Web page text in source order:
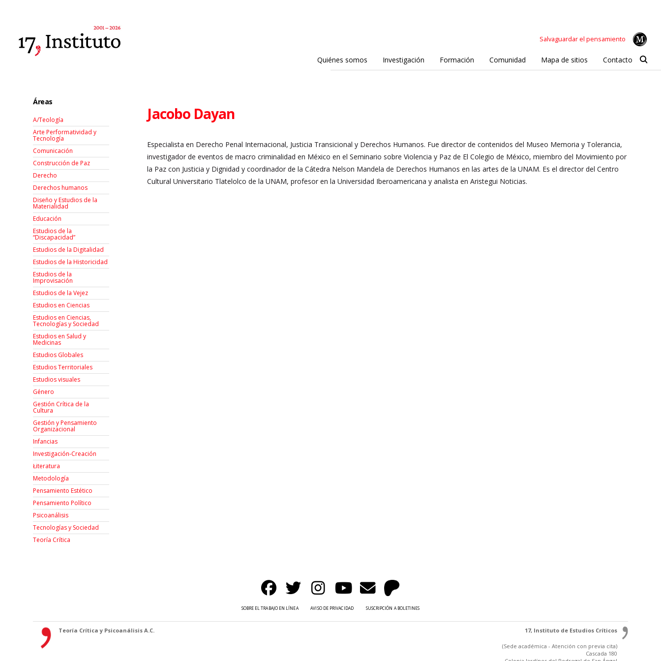
Salvaguardar el pensamiento
Quiénes somos Investigación Formación Comunidad Mapa de sitios Contacto
Jacobo Dayan
Especialista en Derecho Penal Internacional, Justicia Transicional y Derechos Humanos. Fue director de contenidos del Museo Memoria y Tolerancia,
investigador de eventos de macro criminalidad en México en el Seminario sobre Violencia y Paz de El Colegio de México, miembro del Movimiento por
la Paz con Justicia y Dignidad y coordinador de la Cátedra Nelson Mandela de Derechos Humanos en las artes de la UNAM. Es el director del Centro
Cultural Universitario Tlatelolco de la UNAM, profesor en la Universidad Iberoamericana y analista en Aristegui Noticias.
Áreas
A/Teología
Arte Performatividad y
Tecnología
Comunicación
Construcción de Paz
Derecho
Derechos humanos
Diseño y Estudios de la
Materialidad
Educación
Estudios de la
“Discapacidad”
Estudios de la Digitalidad
Estudios de la Historicidad
Estudios de la
Improvisación
Estudios de la Vejez
Estudios en Ciencias
Estudios en Ciencias,
Tecnologías y Sociedad
Estudios en Salud y
Medicinas
Estudios Globales
Estudios Territoriales
Estudios visuales
Género
Gestión Crítica de la
Cultura
Gestión y Pensamiento
Organizacional
Infancias
Investigación-Creación
Łiteratura
Metodología
Pensamiento Estético
Pensamiento Político
Psicoanálisis
Tecnologías y Sociedad
Teoría Crítica
SOBRE EL TRABAJO EN LÍNEA AVISO DE PRIVACIDAD SUSCRIPCIÓN A BOLETINES
Teoría Crítica y Psicoanálisis A.C. 17, Instituto de Estudios Críticos
(Sede académica - Atención con previa cita)
Cascada 180